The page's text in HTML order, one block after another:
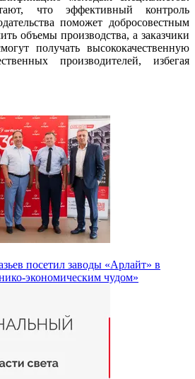
что эффективный контроль
поможет добросовестным
объемы производства, а заказчики
получать высококачественную
производителей, избегая
посетил заводы «Арлайт» в
экономическим чудом»